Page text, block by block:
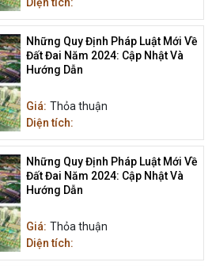
Diện tích:
Những Quy Định Pháp Luật Mới Về
Đất Đai Năm 2024: Cập Nhật Và
Hướng Dẫn
Giá: Thỏa thuận
Diện tích:
Những Quy Định Pháp Luật Mới Về
Đất Đai Năm 2024: Cập Nhật Và
Hướng Dẫn
Giá: Thỏa thuận
Diện tích: